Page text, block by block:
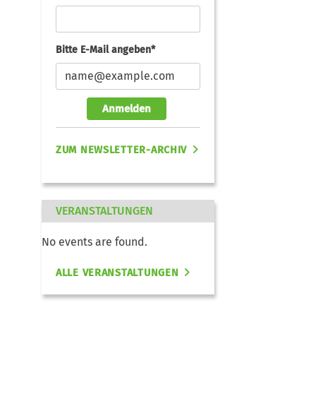
Bitte E-Mail angeben*
Anmelden
ZUM NEWSLETTER-ARCHIV
VERANSTALTUNGEN
No events are found.
ALLE VERANSTALTUNGEN